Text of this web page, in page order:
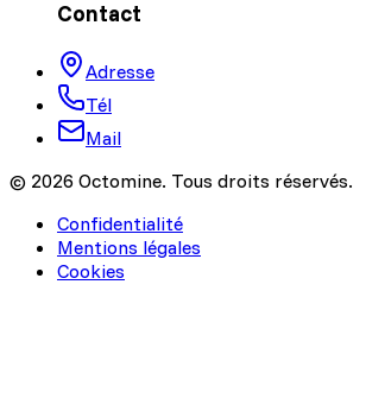
Contact
Adresse
Tél
Mail
© 2026 Octomine. Tous droits réservés.
Confidentialité
Mentions légales
Cookies